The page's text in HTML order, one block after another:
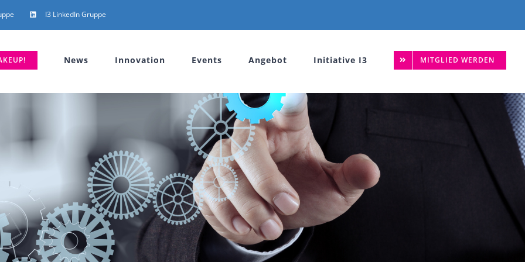
I3 LinkedIn Gruppe
News Innovation Events Angebot Initiative I3 MITGLIED WERDEN